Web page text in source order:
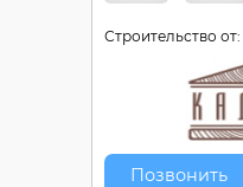
Строительство от:
Позвонить